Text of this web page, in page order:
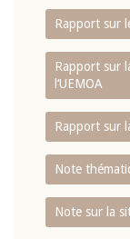
Rapport sur
Rapport sur
l‘UEMOA
Rapport sur
Note
Note sur la